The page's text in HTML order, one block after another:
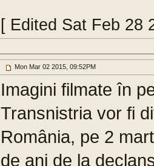
[ Edited Sat Feb 28
Mon Mar 02 2015, 09:52PM
Imagini filmate în
Transnistria vor fi
România, pe 2
de ani de la